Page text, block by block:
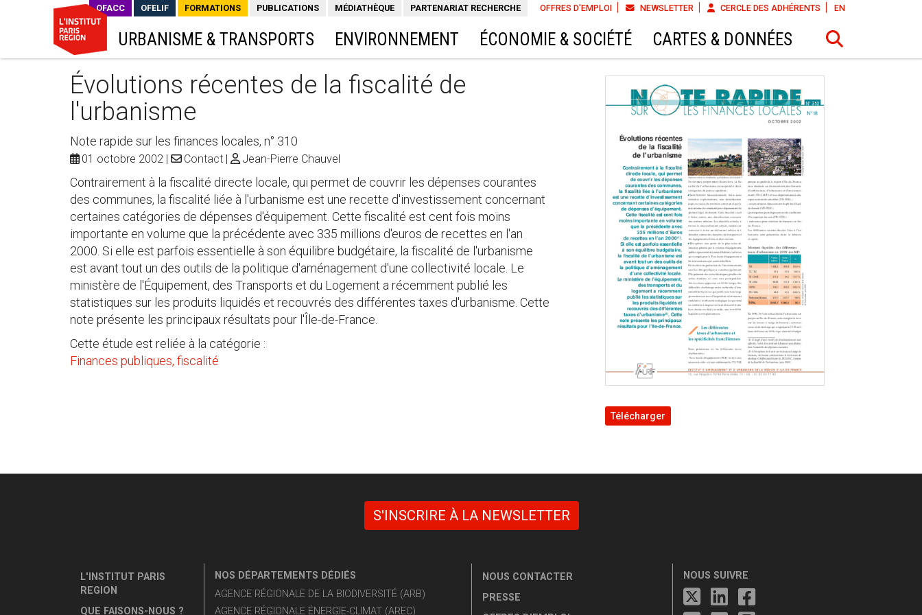
OFFRES D'EMPLOI NEWSLETTER CERCLE DES ADHÉRENTS EN
OFACC OFELIF FORMATIONS PUBLICATIONS MÉDIATHÈQUE PARTENARIAT RECHERCHE
URBANISME & TRANSPORTS ENVIRONNEMENT ÉCONOMIE & SOCIÉTÉ CARTES & DONNÉES
Évolutions récentes de la fiscalité de
l'urbanisme
Note rapide sur les finances locales, n° 310
01 octobre 2002 Contact Jean-Pierre Chauvel
Contrairement à la fiscalité directe locale, qui permet de couvrir les dépenses courantes
des communes, la fiscalité liée à l'urbanisme est une recette d'investissement concernant
certaines catégories de dépenses d'équipement. Cette fiscalité est cent fois moins
importante en volume que la précédente avec 335 millions d'euros de recettes en l'an
2000. Si elle est parfois essentielle à son équilibre budgétaire, la fiscalité de l'urbanisme
est avant tout un des outils de la politique d'aménagement d'une collectivité locale. Le
ministère de l'Équipement, des Transports et du Logement a récemment publié les
statistiques sur les produits liquidés et recouvrés des différentes taxes d'urbanisme. Cette
note présente les principaux résultats pour l'Île-de-France.
Cette étude est reliée à la catégorie :
Finances publiques, fiscalité
Télécharger
S'INSCRIRE À LA NEWSLETTER
L'INSTITUT PARIS
REGION
QUE FAISONS-NOUS ?
NOS DÉPARTEMENTS DÉDIÉS
AGENCE RÉGIONALE DE LA BIODIVERSITÉ (ARB)
AGENCE RÉGIONALE ÉNERGIE-CLIMAT (AREC)
NOUS CONTACTER
PRESSE
NOUS SUIVRE